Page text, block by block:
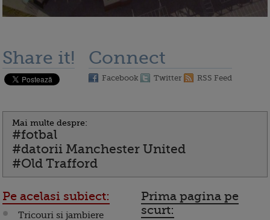
Share it! Connect
Facebook Twitter RSS Feed
Mai multe despre:
#fotbal
#datorii Manchester United
#Old Trafford
Pe acelasi subiect:
Tricouri si jambiere
Prima pagina pe
scurt: